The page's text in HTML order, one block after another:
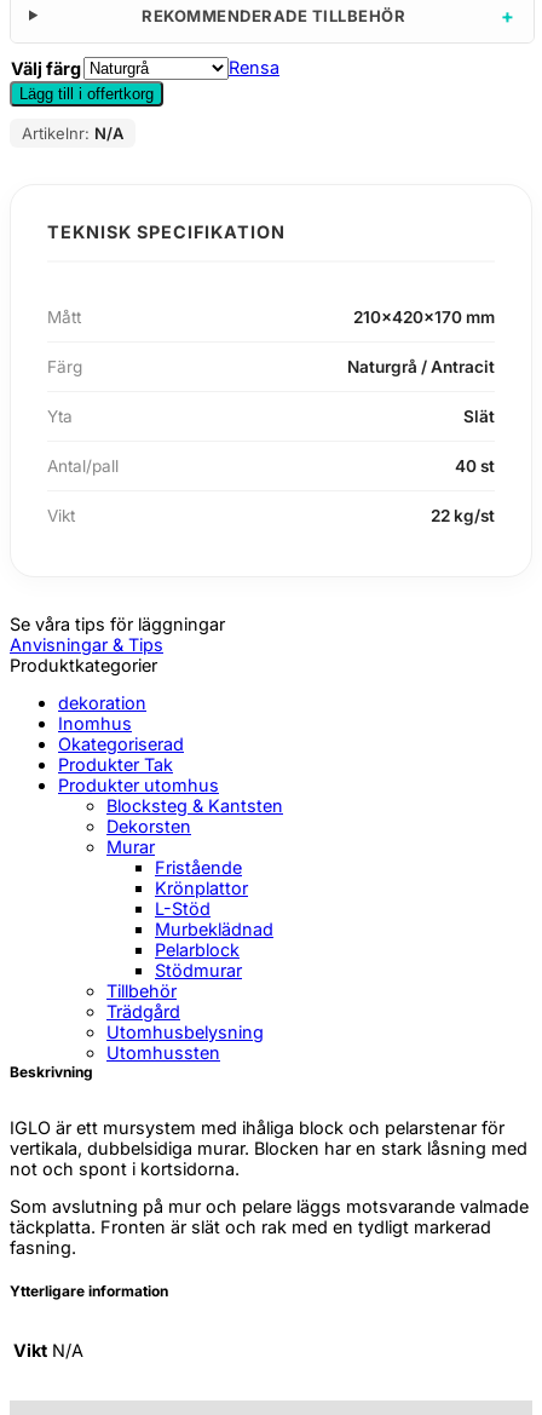
REKOMMENDERADE TILLBEHÖR +
Välj färg Rensa
Lägg till i offertkorg
Artikelnr: N/A
TEKNISK SPECIFIKATION
Mått 210x420x170 mm
Färg Naturgrå / Antracit
Yta Slät
Antal/pall 40 st
Vikt 22 kg/st
Se våra tips för läggningar
Anvisningar & Tips
Produktkategorier
dekoration
Inomhus
Okategoriserad
Produkter Tak
Produkter utomhus
Blocksteg & Kantsten
Dekorsten
Murar
Fristående
Krönplattor
L-Stöd
Murbeklädnad
Pelarblock
Stödmurar
Tillbehör
Trädgård
Utomhusbelysning
Utomhussten
Beskrivning
IGLO är ett mursystem med ihåliga block och pelarstenar för
vertikala, dubbelsidiga murar. Blocken har en stark låsning med
not och spont i kortsidorna.
Som avslutning på mur och pelare läggs motsvarande valmade
täckplatta. Fronten är slät och rak med en tydligt markerad
fasning.
Ytterligare information
Vikt N/A